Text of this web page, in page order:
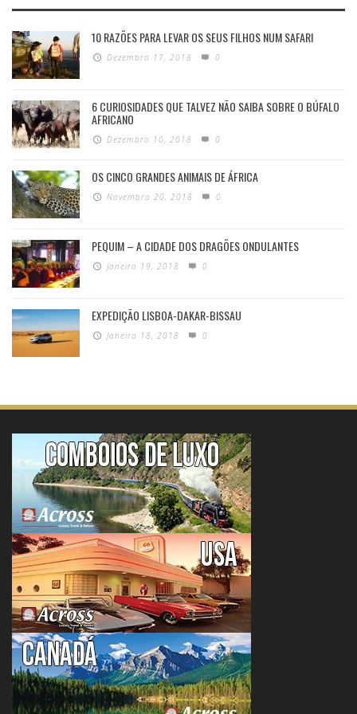
10 RAZÕES PARA LEVAR OS SEUS FILHOS NUM SAFARI
Dezembro 17, 2018 0
6 CURIOSIDADES QUE TALVEZ NÃO SAIBA SOBRE O BÚFALO
AFRICANO
Dezembro 10, 2018 0
OS CINCO GRANDES ANIMAIS DE ÁFRICA
Novembro 20, 2018 0
PEQUIM – A CIDADE DOS DRAGÕES ONDULANTES
Janeiro 19, 2018 0
EXPEDIÇÃO LISBOA-DAKAR-BISSAU
Janeiro 18, 2018 0